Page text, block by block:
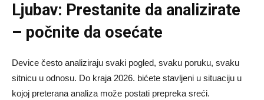
Ljubav: Prestanite da analizirate
– počnite da osećate
Device često analiziraju svaki pogled, svaku poruku, svaku
sitnicu u odnosu. Do kraja 2026. bićete stavljeni u situaciju u
kojoj preterana analiza može postati prepreka sreći.